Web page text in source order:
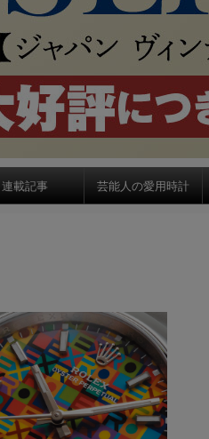
連載記事 芸能人の愛用時計